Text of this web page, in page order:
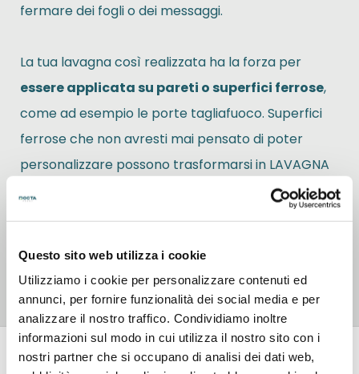
Questo sito web utilizza i cookie
Utilizziamo i cookie per personalizzare contenuti ed
annunci, per fornire funzionalità dei social media e per
analizzare il nostro traffico. Condividiamo inoltre
informazioni sul modo in cui utilizza il nostro sito con i
nostri partner che si occupano di analisi dei dati web,
fermare dei fogli o dei messaggi.
La tua lavagna così realizzata ha la forza per
essere applicata su pareti o superfici ferrose,
come ad esempio le porte tagliafuoco. Superfici
ferrose che non avresti mai pensato di poter
personalizzare possono trasformarsi in LAVAGNA
ferromagnetici, come il
alcuni tipi di acciaio. Non è lavagna adesiva.
Recensioni